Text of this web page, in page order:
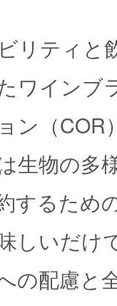
リティと
ワインブ
ン（COR
生物の多
するため
しいだけ
の配慮と